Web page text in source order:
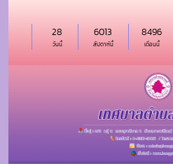
นโยบายก
นโยบายการคุ้มครอง